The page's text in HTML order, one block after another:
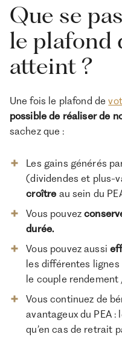
Que se
le plafond
atteint ?
Une fois le plafond de
possible de réaliser de
sachez que :
Les gains générés
(dividendes et plus-
croître au sein du
Vous pouvez
durée.
Vous pouvez aussi
les différentes
le couple
Vous continuez de
avantageux du PEA
qu’en cas de retrait